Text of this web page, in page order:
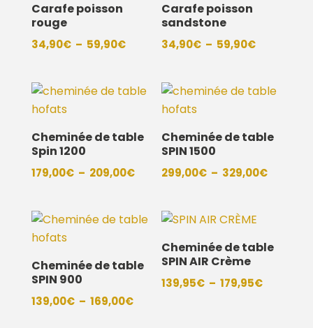
Carafe poisson
rouge
34,90€ – 59,90€Plage
34,90€
59,90€
Carafe poisson
sandstone
34,90€ – 59,90€Plage
34,90€
59,90€
Cheminée de table
Spin 1200
179,00€ – 209,00€Plage
179,00€
209,00€
Cheminée de table
SPIN 1500
299,00€ – 329,00€Plage
à
Cheminée de table
SPIN 900
139,00€ – 169,00€Plage
Cheminée de table
SPIN AIR Crème
139,95€ – 179,95€Plage